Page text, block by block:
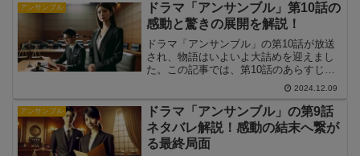
アンサンブル
ドラマ「アンサンブル」第10話の
感動と驚きの展開を解説！
ドラマ「アンサンブル」の第10話が放送
され、物語はいよいよ大詰めを迎えまし
た。この記事では、第10話のあらすじや
重要なシーン、次回最終回への布石につ
2024.12.09
アンサンブル
ドラマ「アンサンブル」の第9話
ネタバレ解説！感動の結末へ繋が
る最終局面